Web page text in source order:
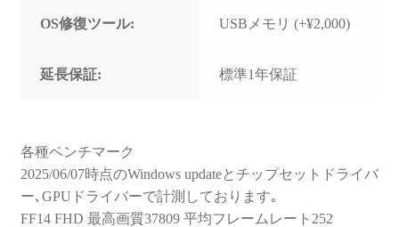
OS修復ツール: USBメモリ (+¥2,000)
延長保証: 標準1年保証
各種ベンチマーク
2025/06/07時点のWindows updateとチップセットドライバ
ー､GPUドライバーで計測しております｡
FF14 FHD 最高画質37809 平均フレームレート252